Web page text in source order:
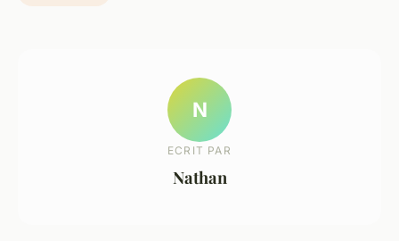
N
ECRIT PAR
Nathan